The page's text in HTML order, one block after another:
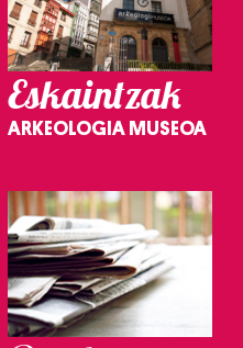
Eskaintzak
ARKEOLOGIA MUSEOA